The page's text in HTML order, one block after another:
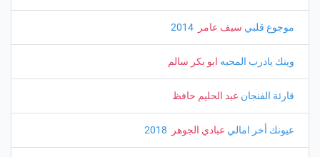
موجوع قلبي سيف عامر
وينك يادرب المحبه ابو بكر سالم
قارئة الفنجان عبد الحليم حافظ
عيونك أخر امالي عبادي الجوهر